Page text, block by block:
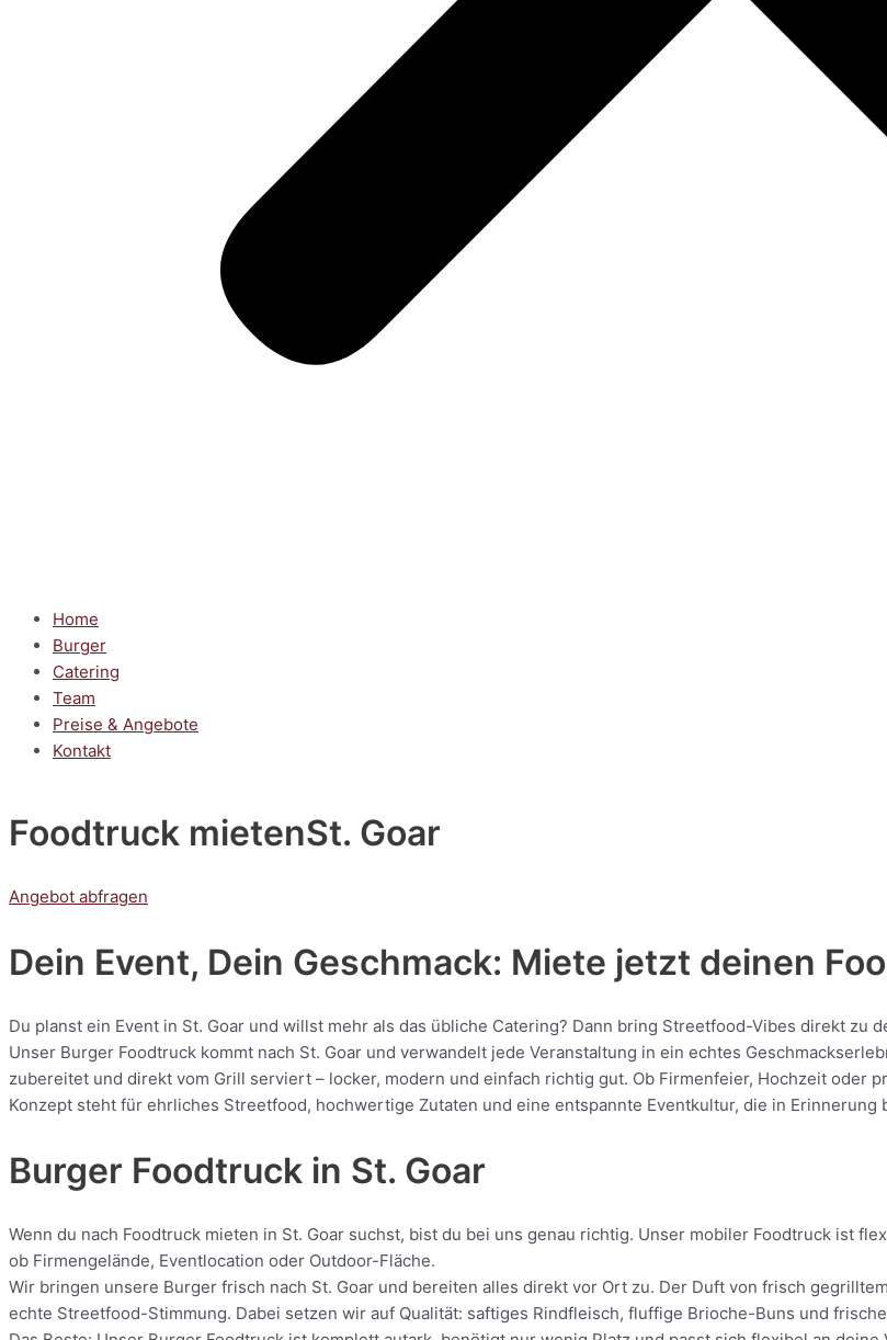
Home
Burger
Catering
Team
Preise & Angebote
Kontakt
Foodtruck mietenSt. Goar
Angebot abfragen
Dein Event, Dein Geschmack: Miete jetzt deinen
Du planst ein Event in St. Goar und willst mehr als das übliche Catering? Dann bring Streetfood-Vibes direkt zu
Unser Burger Foodtruck kommt nach St. Goar und verwandelt jede Veranstaltung in ein echtes
zubereitet und direkt vom Grill serviert – locker, modern und einfach richtig gut. Ob Firmenfeier, Hochzeit oder
Konzept steht für ehrliches Streetfood, hochwertige Zutaten und eine entspannte Eventkultur, die in Erinnerung
Burger Foodtruck in St. Goar
Wenn du nach Foodtruck mieten in St. Goar suchst, bist du bei uns genau richtig. Unser mobiler Foodtruck ist
ob Firmengelände, Eventlocation oder Outdoor-Fläche.
Wir bringen unsere Burger frisch nach St. Goar und bereiten alles direkt vor Ort zu. Der Duft von frisch
echte Streetfood-Stimmung. Dabei setzen wir auf Qualität: saftiges Rindfleisch, fluffige Brioche-Buns und